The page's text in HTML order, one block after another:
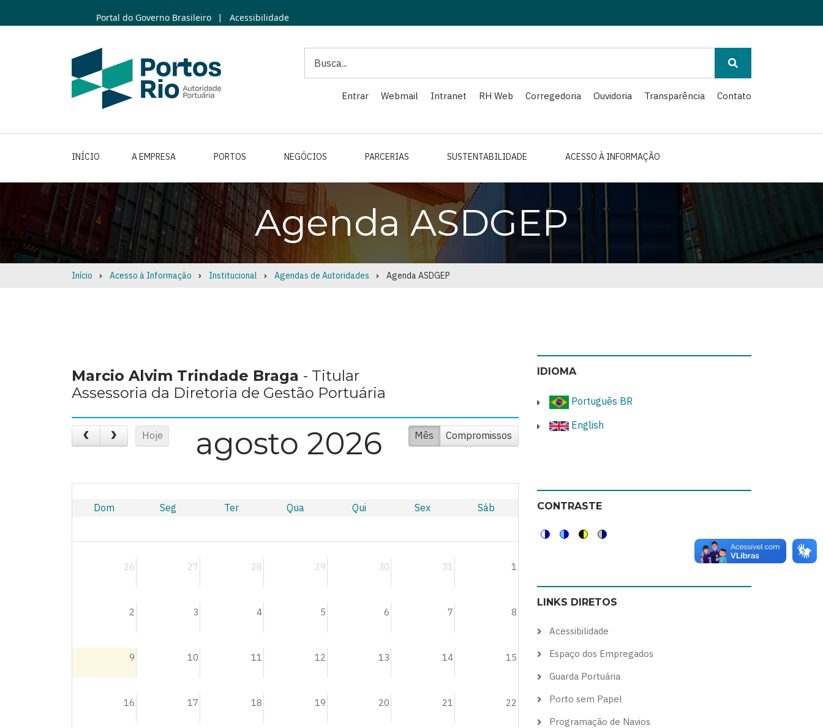
to
Portal do Governo Brasileiro | Acessibilidade
Entrar Webmail Intranet RH Web Corregedoria Ouvidoria Transparência Contato
INÍCIO A EMPRESA PORTOS NEGÓCIOS PARCERIAS SUSTENTABILIDADE ACESSO À INFORMAÇÃO
Agenda ASDGEP
Início Acesso à Informação Institucional Agendas de Autoridades Agenda ASDGEP
Marcio Alvim Trindade Braga - Titular
Assessoria da Diretoria de Gestão Portuária
Hoje Mês Compromissos
agosto 2026
Dom Seg Ter Qua Qui Sex Sáb
26 27 28 29 30 31 1
2 3 4 5 6 7 8
9 10 11 12 13 14 15
16 17 18 19 20 21 22
IDIOMA
Português BR
English
CONTRASTE
color
theme
blue
theme
high
visibility
soft
theme
LINKS DIRETOS
Acessibilidade
Espaço dos Empregados
Guarda Portuária
Porto sem Papel
Programação de Navios